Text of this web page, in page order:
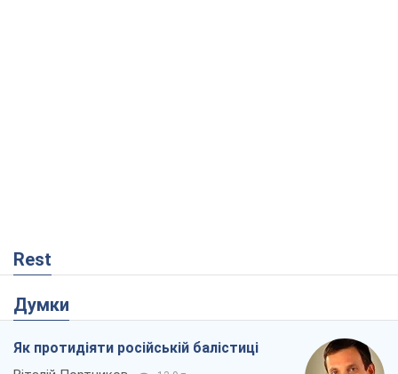
Rest
Думки
Як протидіяти російській балістиці